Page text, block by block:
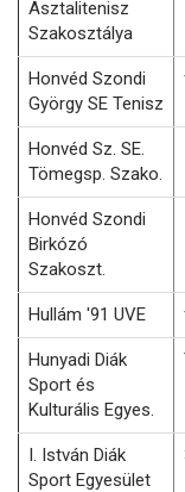
Asztalitenisz
Szakosztálya
Honvéd Szondi
György SE Tenisz
Honvéd Sz. SE.
Tömegsp. Szako.
Honvéd Szondi
Birkózó
Szakoszt.
Hullám '91 UVE
Hunyadi Diák
Sport és
Kulturális Egyes.
I. István Diák
Sport Egyesület